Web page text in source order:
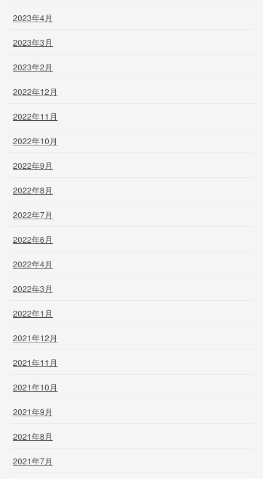
2023年4月
2023年3月
2023年2月
2022年12月
2022年11月
2022年10月
2022年9月
2022年8月
2022年7月
2022年6月
2022年4月
2022年3月
2022年1月
2021年12月
2021年11月
2021年10月
2021年9月
2021年8月
2021年7月